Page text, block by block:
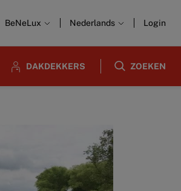
BeNeLux Nederlands Login
DAKDEKKERS ZOEKEN